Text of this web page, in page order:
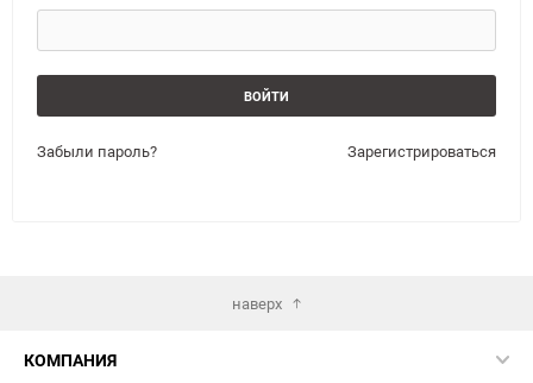
Забыли пароль? Зарегистрироваться
наверх
КОМПАНИЯ